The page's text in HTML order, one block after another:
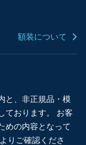
額装について
と、非正規品・模
ております。 お客
めの内容となって
りご確認くださ